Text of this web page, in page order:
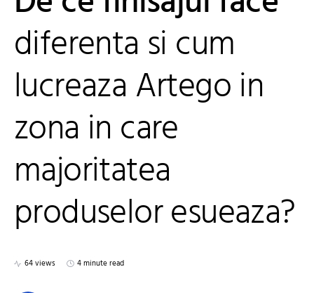
diferenta si cum
lucreaza Artego in
zona in care
majoritatea
produselor esueaza?
64 views 4 minute read